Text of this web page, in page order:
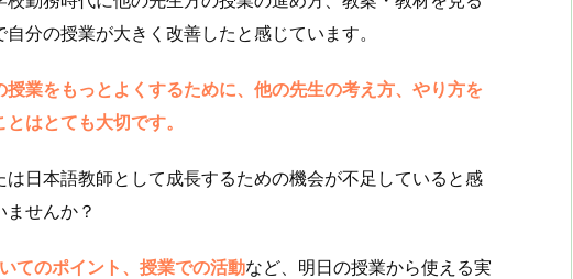
自分の授業が大きく改善したと感じています。
授業をもっとよくするために、他の先生の考え方、やり方を
とはとても大切です。
は日本語教師として成長するための機会が不足していると感
ませんか？
てのポイント、授業での活動など、明日の授業から使える実